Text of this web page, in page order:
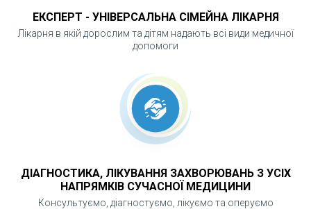
поширення інфекції, формування рубців і
загального інфікування. Професійна медична
швидше загоєння та мінімізацію ризиків.
ЕКСПЕРТ - УНІВЕРСАЛЬНА СІМЕЙНА ЛІКАРНЯ
Лікарня в якій дорослим та дітям надають всі види медичної
допомоги
ДІАГНОСТИКА, ЛІКУВАННЯ ЗАХВОРЮВАНЬ З УСІХ
НАПРЯМКІВ СУЧАСНОЇ МЕДИЦИНИ
Консультуємо, діагностуємо, лікуємо та оперуємо